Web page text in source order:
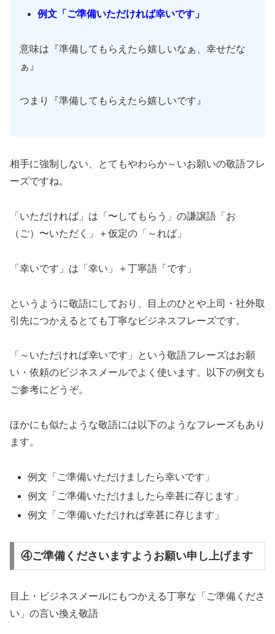
例文「ご準備いただければ幸いです」
意味は『準備してもらえたら嬉しいなぁ、幸せだな
ぁ』
つまり『準備してもらえたら嬉しいです』
相手に強制しない、とてもやわらか～いお願いの敬語フレ
ーズですね。
「いただければ」は「〜してもらう」の謙譲語「お
（ご）〜いただく」＋仮定の「～れば」
「幸いです」は「幸い」＋丁寧語「です」
というように敬語にしており、目上のひとや上司・社外取
引先につかえるとても丁寧なビジネスフレーズです。
「～いただければ幸いです」という敬語フレーズはお願
い・依頼のビジネスメールでよく使います。以下の例文も
ご参考にどうぞ。
ほかにも似たような敬語には以下のようなフレーズもあり
ます。
例文「ご準備いただけましたら幸いです」
例文「ご準備いただけましたら幸甚に存じます」
例文「ご準備いただければ幸甚に存じます」
④ご準備くださいますようお願い申し上げます
目上・ビジネスメールにもつかえる丁寧な「ご準備くださ
い」の言い換え敬語